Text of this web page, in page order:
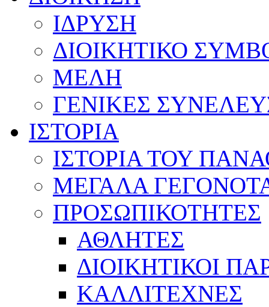
ΙΔΡΥΣΗ
ΔΙΟΙΚΗΤΙΚΟ
ΜΕΛΗ
ΓΕΝΙΚΕΣ
ΙΣΤΟΡΙΑ
ΙΣΤΟΡΙΑ ΤΟΥ
ΜΕΓΑΛΑ
ΠΡΟΣΩΠΙΚΟΤΗΤΕΣ
ΑΘΛΗΤΕΣ
ΔΙΟΙΚΗΤΙΚΟΙ
ΚΑΛΛΙΤΕΧΝΕΣ